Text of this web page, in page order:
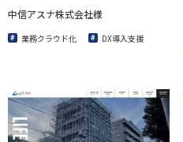
中信アスナ株式会社様
業務クラウド化 DX導入支援